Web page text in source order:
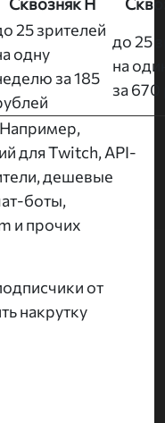
25 зрителей
одну
за 185
до 25
на
за
для Twitch, API-
дешевые
боты,
и прочих
от
накрутку